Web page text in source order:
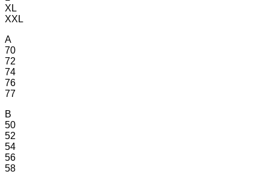
XL
XXL
A
70
72
74
76
77
B
50
52
54
56
58